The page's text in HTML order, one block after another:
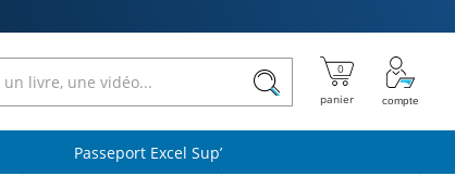
Passeport Excel Sup’